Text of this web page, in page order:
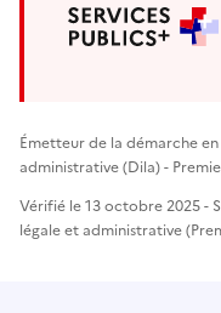
Émetteur de la démarche
administrative (Dila) -
Vérifié le 13 octobre 2025 -
légale et administrative